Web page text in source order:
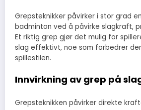
Grepsteknikker påvirker i stor grad
badminton ved å påvirke slagkraft,
Et riktig grep gjør det mulig for
slag effektivt, noe som forbedrer
spillestilen.
Innvirkning av grep på
Grepsteknikken påvirker direkte